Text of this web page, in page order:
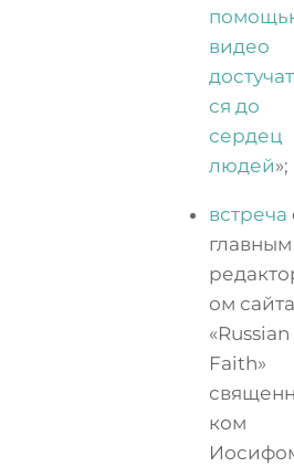
видео
ся до
сердец
людей»;
встреча
главным
ом
«Russian
Faith»
ком